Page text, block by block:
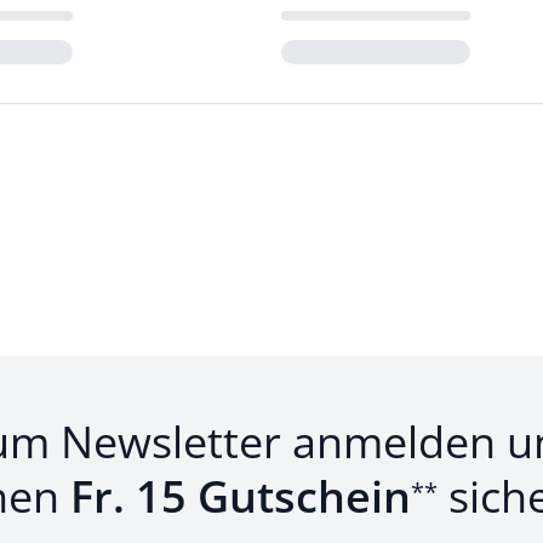
Newsletter anmelden
Fr. 15 Gutschein**